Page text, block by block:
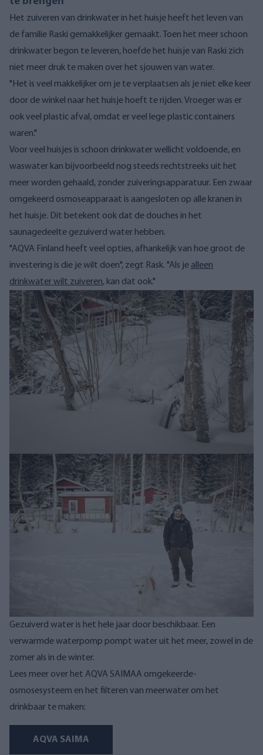
Het zuiveren van drinkwater in het huisje heeft het leven van
de familie Raski gemakkelijker gemaakt. Toen het meer schoon
drinkwater begon te leveren, hoefde het huisje van Raski zich
niet meer druk te maken over het sjouwen van water.
"Het is veel makkelijker om je te verplaatsen als je niet elke keer
door de winkel naar het huisje hoeft te rijden. Vroeger was er
ook veel plastic afval, omdat er veel lege plastic containers
waren."
Voor veel huisjes is schoon drinkwater wellicht voldoende, en
waswater kan bijvoorbeeld nog steeds rechtstreeks uit het
meer worden gehaald, zonder zuiveringsapparatuur. Een zwaar
omgekeerd osmoseapparaat is aangesloten op alle kranen in
het huisje. Dit betekent ook dat de douches in het
saunagedeelte gezuiverd water hebben.
"AQVA Finland heeft veel opties, afhankelijk van hoe groot de
investering is die je wilt doen", zegt Rask. "Als je alleen
drinkwater wilt zuiveren, kan dat ook."
Gezuiverd water is het hele jaar door beschikbaar. Een
verwarmde waterpomp pompt water uit het meer, zowel in de
zomer als in de winter.
Lees meer over het AQVA SAIMAA omgekeerde-
osmosesysteem en het filteren van meerwater om het
drinkbaar te maken:
AQVA SAIMA